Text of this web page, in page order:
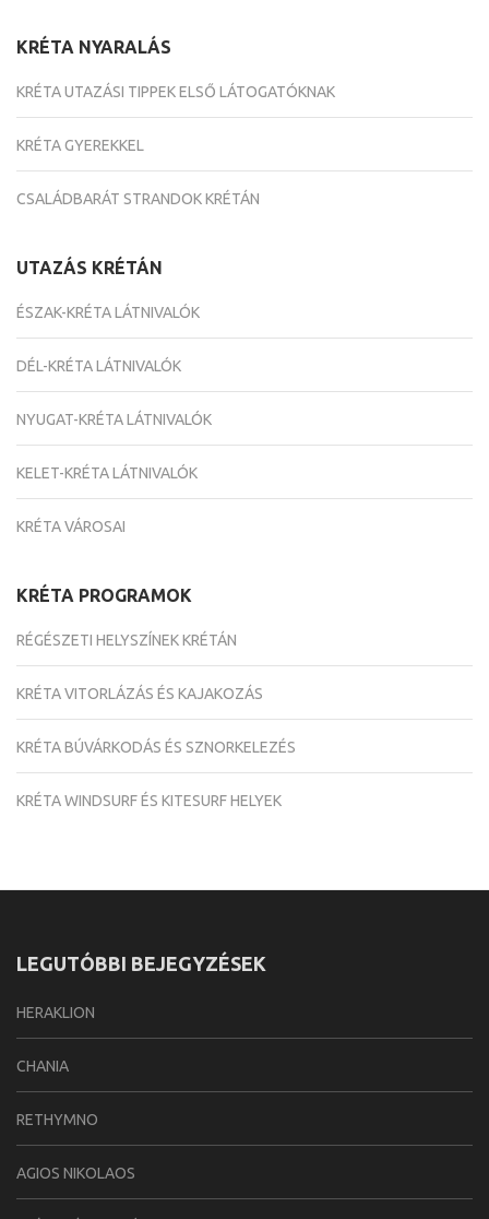
KRÉTA NYARALÁS
KRÉTA UTAZÁSI TIPPEK ELSŐ LÁTOGATÓKNAK
KRÉTA GYEREKKEL
CSALÁDBARÁT STRANDOK KRÉTÁN
UTAZÁS KRÉTÁN
ÉSZAK-KRÉTA LÁTNIVALÓK
DÉL-KRÉTA LÁTNIVALÓK
NYUGAT-KRÉTA LÁTNIVALÓK
KELET-KRÉTA LÁTNIVALÓK
KRÉTA VÁROSAI
KRÉTA PROGRAMOK
RÉGÉSZETI HELYSZÍNEK KRÉTÁN
KRÉTA VITORLÁZÁS ÉS KAJAKOZÁS
KRÉTA BÚVÁRKODÁS ÉS SZNORKELEZÉS
KRÉTA WINDSURF ÉS KITESURF HELYEK
LEGUTÓBBI BEJEGYZÉSEK
HERAKLION
CHANIA
RETHYMNO
AGIOS NIKOLAOS